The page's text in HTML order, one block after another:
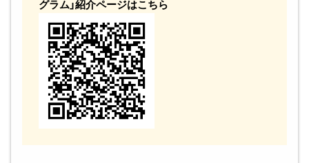
グラム」紹介ページはこちら